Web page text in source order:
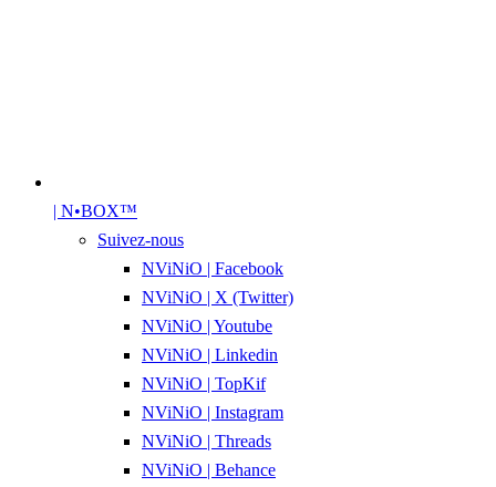
| N•BOX™
Suivez-nous
NViNiO | Facebook
NViNiO | X (Twitter)
NViNiO | Youtube
NViNiO | Linkedin
NViNiO | TopKif
NViNiO | Instagram
NViNiO | Threads
NViNiO | Behance